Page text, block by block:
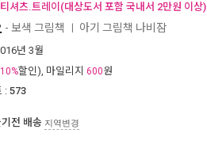
셔츠.트레이(대상도서 포함 국내서 2만원 이상)
- 보색 그림책 아기 그림책 나비잠
년 3월
10%할인), 마일리지 600원
: 573
전 배송 지역변경